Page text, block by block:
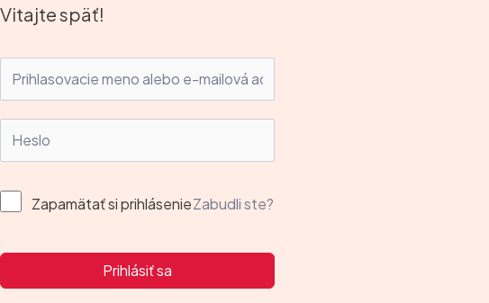
Preskočiť
obsah
Vitajte späť!
Zapamätať si prihlásenieZabudli ste?
Prihlásiť sa